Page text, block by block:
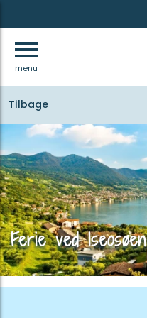
menu
Tilbage
Ferie ved Iseosøen